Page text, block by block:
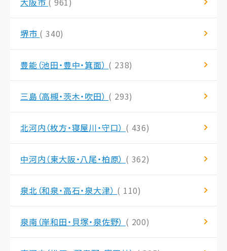
堺市 ( 340)
豊能（池田・豊中・箕面） ( 238)
三島（高槻・茨木・吹田） ( 293)
北河内（枚方・寝屋川・守口） ( 436)
中河内（東大阪・八尾・柏原） ( 362)
泉北（和泉・高石・泉大津） ( 110)
泉南（岸和田・貝塚・泉佐野） ( 200)